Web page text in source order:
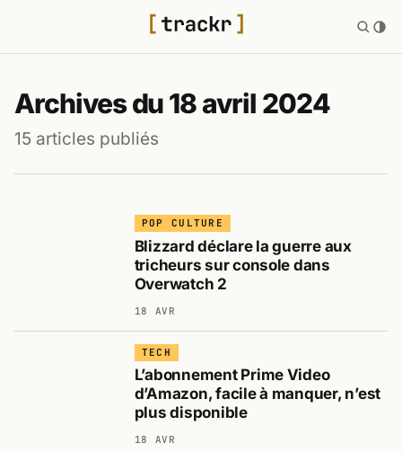
Archives du 18 avril 2024
15 articles publiés
POP CULTURE
Blizzard déclare la guerre aux
tricheurs sur console dans
Overwatch 2
18 AVR
TECH
L’abonnement Prime Video
d’Amazon, facile à manquer, n’est
plus disponible
18 AVR